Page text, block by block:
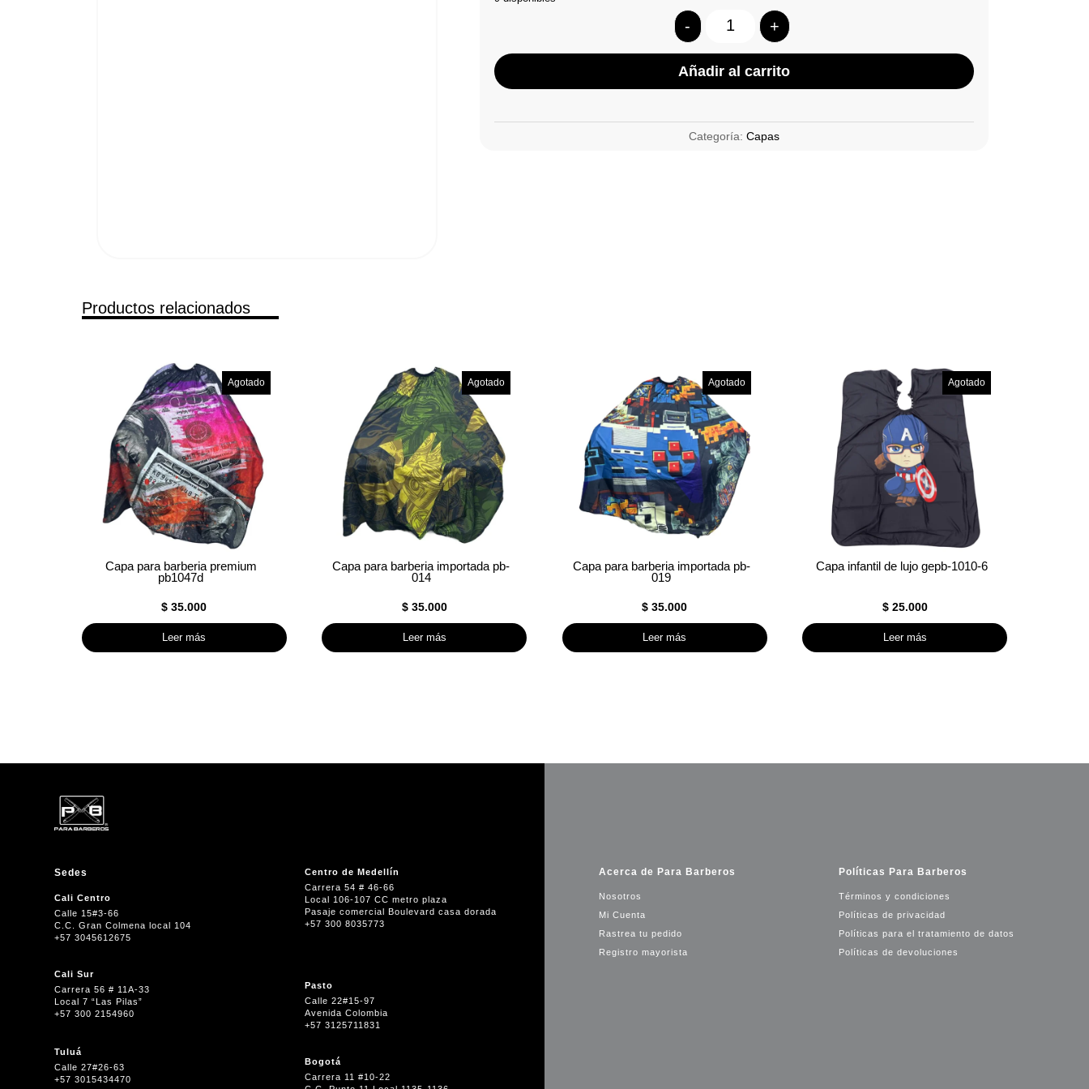
Quantity
- +
Añadir al carrito
Categoría:Capas
Productos relacionados
Agotado
Capa para barberia premium
pb1047d
$ 35.000
Leer más
Agotado
Capa para barberia importada pb-
014
$35.000
Leer más
Agotado
Capa para barberia importada pb-
019
$ 35.000
Leer más
Agotado
Capa infantil de lujo gepb-1010-6
$25.000
Leer más
Sedes
Cali Centro
Calle 15#3-66
C.C. Gran Colmena local 104
+57 3045612675
Cali Sur
Carrera 56 # 11A-33
Local 7 “Las Pilas”
+57 300 2154960
Tuluá
Calle 27#26-63
+57 3015434470
Centro de Medellín
Carrera 54 # 46-66
Local 106-107 CC metro plaza
Pasaje comercial Boulevard casa dorada
+57 300 8035773
Pasto
Calle 22#15-97
Avenida Colombia
+57 3125711831
Bogotá
Carrera 11 #10-22
Acerca de Para Barberos
Nosotros
Mi Cuenta
Rastrea tu pedido
Registro mayorista
Políticas Para Barberos
Términos y condiciones
Políticas de privacidad
Políticas para el tratamiento de datos
Políticas de devoluciones